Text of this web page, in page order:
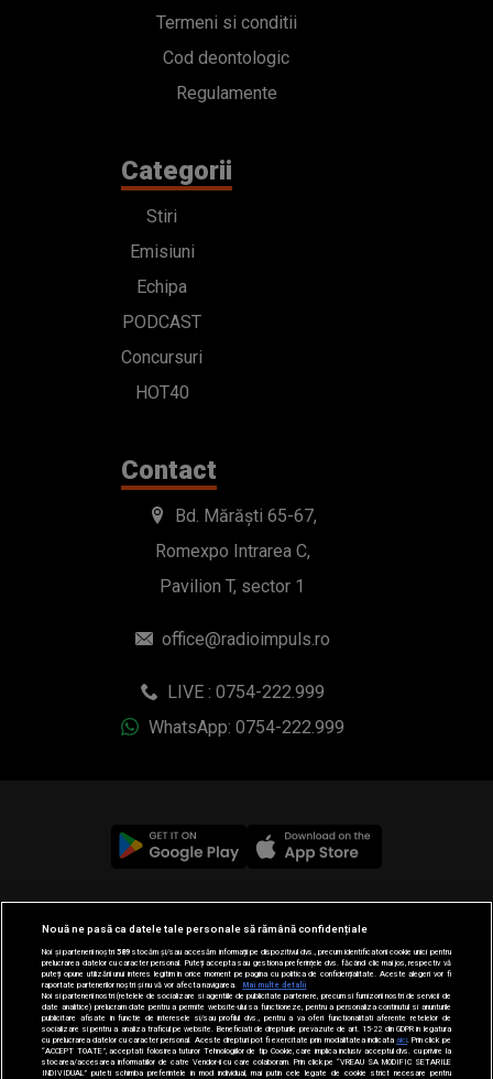
Termeni si conditii
Cod deontologic
Regulamente
Categorii
Stiri
Emisiuni
Echipa
PODCAST
Concursuri
HOT40
Contact
Bd. Mărăști 65-67,
Romexpo Intrarea C,
Pavilion T, sector 1
office@radioimpuls.ro
LIVE : 0754-222.999
WhatsApp: 0754-222.999
© 2019-2026 DOGAN MEDIA INTERNATIONAL SA, Toate
drepturile rezervate.
Nouă ne pasă ca datele tale personale să rămână confidențiale
Noi și partenerii noștri589stocăm și/sau accesăm informații pe dispozitivul dvs., precum identificatorii cookie unici pentru
prelucrarea datelor cu caracter personal. Puteți accepta sau gestiona preferințele dvs. făcând clic mai jos, respectiv vă
puteți opune utilizării unui interes legitim în orice moment pe pagina cu politica de confidențialitate. Aceste alegeri vor fi
raportate partenerilor noștri și nu vă vor afecta navigarea.
Mai multe detalii
Noi si partenerii nostri (retelele de socializare si agentiile de publicitate partenere, precum si furnizorii nostri de servicii de
date analitice) prelucram date pentru a permite website-ului sa functioneze, pentru a personaliza continutul si anunturile
publicitare afisate in functie de interesele si/sau profilul dvs., pentru a va oferi functionalitati aferente retelelor de
socializare si pentru a analiza traficul pe website. Beneficiati de drepturile prevazute de art. 15-22 din GDPR in legatura
cu prelucrarea datelor cu caracter personal. Aceste drepturi pot fi exercitate prin modalitatea indicataaici . Prin click pe
“ACCEPT TOATE”, acceptati folosirea tuturor Tehnologiilor de tip Cookie, care implica inclusiv acceptul dvs. cu privire la
stocarea/accesarea informatiilor de catre Vendor-ii cu care colaboram. Prin click pe “VREAU SA MODIFIC SETARILE
INDIVIDUAL” puteti schimba preferintele in mod individual, mai putin cele legate de cookie strict necesare pentru